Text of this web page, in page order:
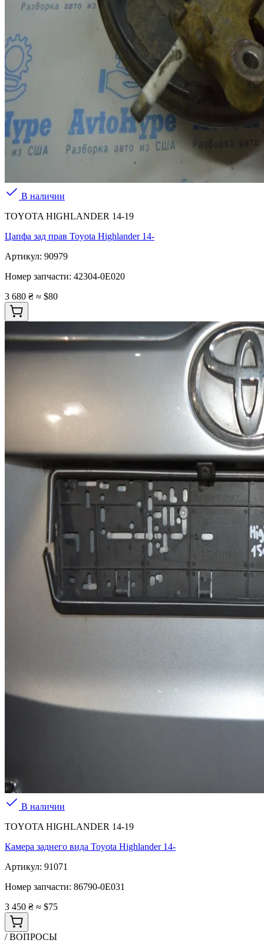
В наличии
TOYOTA HIGHLANDER 14-19
Цапфа зад прав Toyota Highlander 14-
Артикул: 90979
Номер запчасти: 42304-0E020
3 680 ₴ ≈ $80
В наличии
TOYOTA HIGHLANDER 14-19
Камера заднего вида Toyota Highlander 14-
Артикул: 91071
Номер запчасти: 86790-0E031
3 450 ₴ ≈ $75
/ ВОПРОСЫ